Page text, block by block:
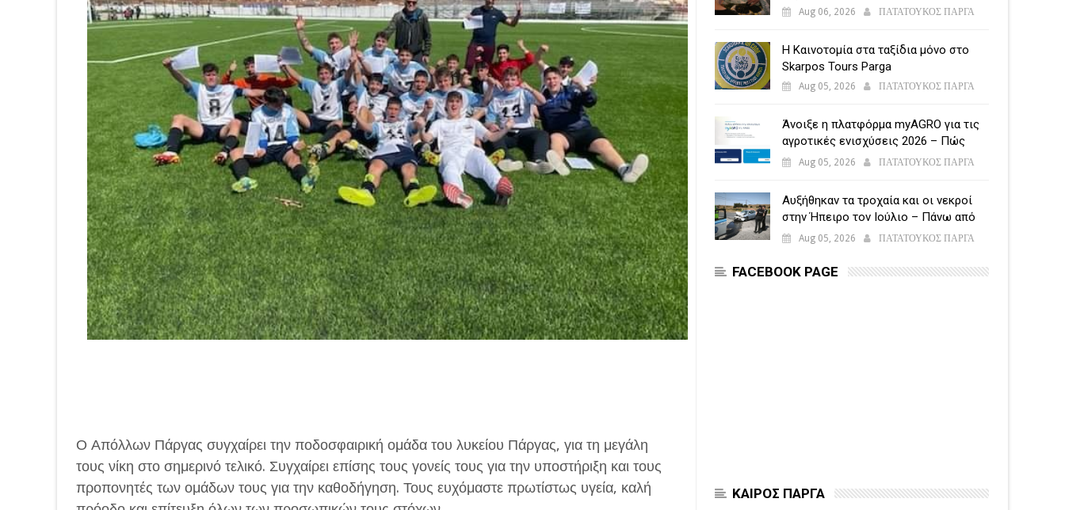
Ο Απόλλων Πάργας συγχαίρει την ποδοσφαιρική ομάδα του λυκείου Πάργας, για τη μεγάλη
τους νίκη στο σημερινό τελικό. Συγχαίρει επίσης τους γονείς τους για την υποστήριξη και τους
προπονητές των ομάδων τους για την καθοδήγηση. Τους ευχόμαστε πρωτίστως υγεία, καλή
Aug 06, 2026 ΠΑΤΑΤΟΥΚΟΣ ΠΑΡΓΑ
Η Καινοτομία στα ταξίδια μόνο στο
Skarpos Tours Parga
Aug 05, 2026 ΠΑΤΑΤΟΥΚΟΣ ΠΑΡΓΑ
Άνοιξε η πλατφόρμα myAGRO για τις
αγροτικές ενισχύσεις 2026 – Πώς
υποβάλλεται η Ενιαία Αίτηση
Aug 05, 2026 ΠΑΤΑΤΟΥΚΟΣ ΠΑΡΓΑ
Αυξήθηκαν τα τροχαία και οι νεκροί
στην Ήπειρο τον Ιούλιο – Πάνω από
5.500 παραβάσεις
Aug 05, 2026 ΠΑΤΑΤΟΥΚΟΣ ΠΑΡΓΑ
FACEBOOK PAGE
ΚΑΙΡΟΣ ΠΑΡΓΑ